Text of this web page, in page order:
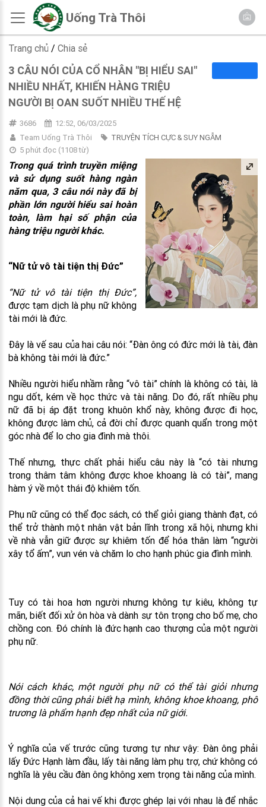
Uống Trà Thôi
Trang chủ / Chia sẻ
3 CÂU NÓI CỦA CỔ NHÂN "BỊ HIỂU SAI"
NHIỀU NHẤT, KHIẾN HÀNG TRIỆU
NGƯỜI BỊ OAN SUỐT NHIỀU THẾ HỆ
3686
12:52, 06/03/2025
Team Uống Trà Thôi
TRUYỆN TÍCH CỰC & SUY NGẪM
5 phút đọc(1108từ)
Trong quá trình truyền miệng
và sử dụng suốt hàng ngàn
năm qua, 3 câu nói này đã bị
phần lớn người hiểu sai hoàn
toàn, làm hại số phận của
hàng triệu người khác.
“Nữ tử vô tài tiện thị Đức”
“Nữ tử vô tài tiện thị Đức”,
được tạm dịch là phụ nữ không
tài mới là đức.
Đây là vế sau của hai câu nói: “Đàn ông có đức mới là tài, đàn
bà không tài mới là đức.”
Nhiều người hiểu nhầm rằng “vô tài” chính là không có tài, là
ngu dốt, kém về học thức và tài năng. Do đó, rất nhiều phụ
nữ đã bị áp đặt trong khuôn khổ này, không được đi học,
không được làm chủ, cả đời chỉ được quanh quẩn trong một
góc nhà để lo cho gia đình mà thôi.
Thế nhưng, thực chất phải hiểu câu này là “có tài nhưng
trong thâm tâm không được khoe khoang là có tài”, mang
hàm ý về một thái độ khiêm tốn.
Phụ nữ cũng có thể đọc sách, có thể giỏi giang thành đạt, có
thể trở thành một nhân vật bản lĩnh trong xã hội, nhưng khi
về nhà vẫn giữ được sự khiêm tốn để hóa thân làm “người
xây tổ ấm”, vun vén và chăm lo cho hạnh phúc gia đình mình.
Tuy có tài hoa hơn người nhưng không tự kiêu, không tự
mãn, biết đối xử ôn hòa và dành sự tôn trọng cho bố mẹ, cho
chồng con. Đó chính là đức hạnh cao thượng của một người
phụ nữ.
Nói cách khác, một người phụ nữ có thể tài giỏi nhưng
đồng thời cũng phải biết hạ mình, không khoe khoang, phô
trương là phẩm hạnh đẹp nhất của nữ giới.
Ý nghĩa của vế trước cũng tương tự như vậy: Đàn ông phải
lấy Đức Hạnh làm đầu, lấy tài năng làm phụ trợ, chứ không có
nghĩa là yêu cầu đàn ông không xem trọng tài năng của mình.
Nội dung của cả hai vế khi được ghép lại với nhau là để nhắc